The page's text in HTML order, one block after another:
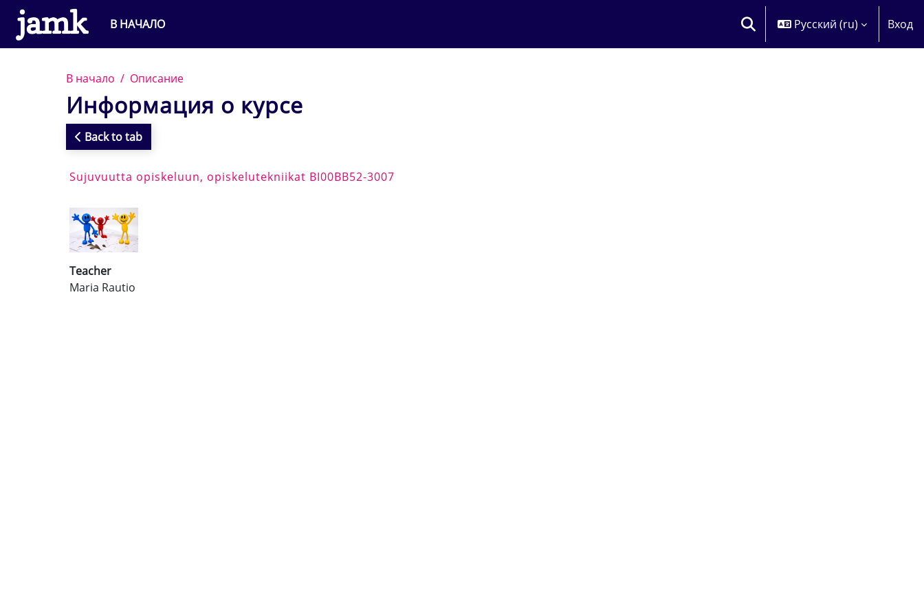
Перейти к основному содержанию
В НАЧАЛО
ИЗМЕНИТЬ ДАННЫЕ ПОИСКОВОЙ
Русский ‎(ru)‎ Вход
В начало Описание
Информация о курсе
Back to tab
Sujuvuutta opiskeluun, opiskelutekniikat BI00BB52-3007
Teacher
Maria Rautio